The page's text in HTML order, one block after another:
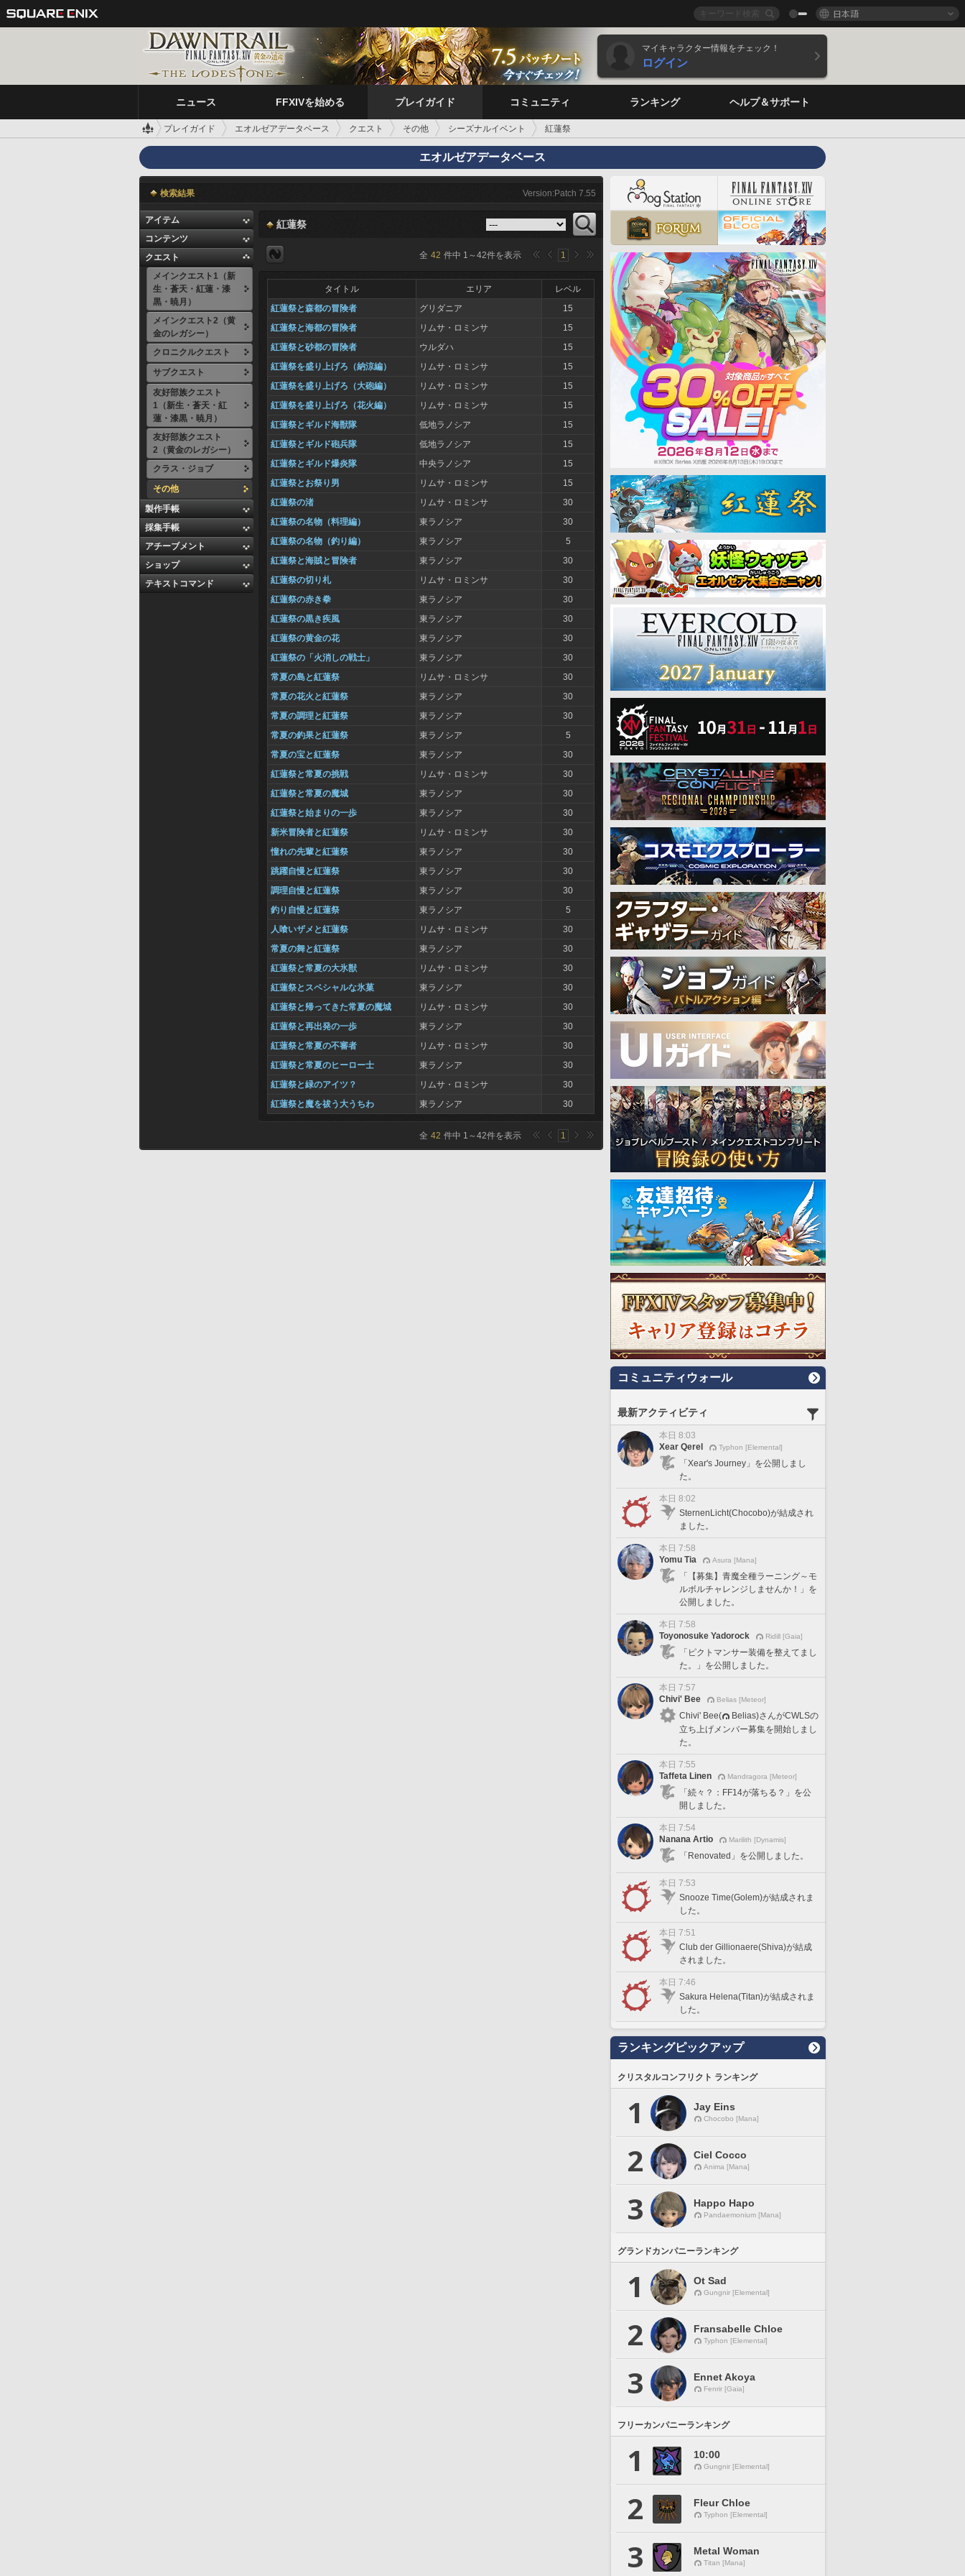
日本語
マイキャラクター情報をチェック！
ログイン
ニュース FFXIVを始める プレイガイド コミュニティ ランキング ヘルプ＆サポート
プレイガイド エオルゼアデータベース クエスト その他 シーズナルイベント 紅蓮祭
エオルゼアデータベース
検索結果 Version:Patch 7.55
アイテム
コンテンツ
クエスト
メインクエスト1（新
生・蒼天・紅蓮・漆
黒・暁月）
メインクエスト2（黄
金のレガシー）
クロニクルクエスト
サブクエスト
友好部族クエスト
1（新生・蒼天・紅
蓮・漆黒・暁月）
友好部族クエスト
2（黄金のレガシー）
クラス・ジョブ
その他
製作手帳
採集手帳
アチーブメント
ショップ
テキストコマンド
紅蓮祭
全 42 件中 1 ～42件を表示 1
タイトル エリア
レベル
紅蓮祭と森都の冒険者
グリダニア
15
紅蓮祭と海都の冒険者
リムサ・ロミンサ
15
紅蓮祭と砂都の冒険者
ウルダハ
15
紅蓮祭を盛り上げろ（納涼編）
リムサ・ロミンサ
15
紅蓮祭を盛り上げろ（大砲編）
リムサ・ロミンサ
15
紅蓮祭を盛り上げろ（花火編）
リムサ・ロミンサ
15
紅蓮祭とギルド海獣隊
低地ラノシア
15
紅蓮祭とギルド砲兵隊
低地ラノシア
15
紅蓮祭とギルド爆炎隊
中央ラノシア
15
紅蓮祭とお祭り男
リムサ・ロミンサ
15
紅蓮祭の渚
リムサ・ロミンサ
30
紅蓮祭の名物（料理編）
東ラノシア
30
紅蓮祭の名物（釣り編）
東ラノシア
5
紅蓮祭と海賊と冒険者
東ラノシア
30
紅蓮祭の切り札
リムサ・ロミンサ
30
紅蓮祭の赤き拳
東ラノシア
30
紅蓮祭の黒き疾風
東ラノシア
30
紅蓮祭の黄金の花
東ラノシア
30
紅蓮祭の「火消しの戦士」
東ラノシア
30
常夏の島と紅蓮祭
リムサ・ロミンサ
30
常夏の花火と紅蓮祭
東ラノシア
30
常夏の調理と紅蓮祭
東ラノシア
30
常夏の釣果と紅蓮祭
東ラノシア
5
常夏の宝と紅蓮祭
東ラノシア
30
紅蓮祭と常夏の挑戦
リムサ・ロミンサ
30
紅蓮祭と常夏の魔城
東ラノシア
30
紅蓮祭と始まりの一歩
東ラノシア
30
新米冒険者と紅蓮祭
リムサ・ロミンサ
30
憧れの先輩と紅蓮祭
東ラノシア
30
跳躍自慢と紅蓮祭
東ラノシア
30
調理自慢と紅蓮祭
東ラノシア
30
釣り自慢と紅蓮祭
東ラノシア
5
人喰いザメと紅蓮祭
リムサ・ロミンサ
30
常夏の舞と紅蓮祭
東ラノシア
30
紅蓮祭と常夏の大氷獣
リムサ・ロミンサ
30
紅蓮祭とスペシャルな氷菓
東ラノシア
30
紅蓮祭と帰ってきた常夏の魔城
リムサ・ロミンサ
30
紅蓮祭と再出発の一歩
東ラノシア
30
紅蓮祭と常夏の不審者
リムサ・ロミンサ
30
紅蓮祭と常夏のヒーロー士
東ラノシア
30
紅蓮祭と緑のアイツ？
リムサ・ロミンサ
30
紅蓮祭と魔を祓う大うちわ
東ラノシア 30
全 42 件中 1 ～42件を表示 1
コミュニティウォール
最新アクティビティ
本日 8:03
Xear Qerel
Typhon [Elemental]
「Xear's Journey」を公開しまし
た。
本日 8:02
SternenLicht(Chocobo)が結成され
ました。
本日 7:58
Yomu Tia
Asura [Mana]
「【募集】青魔全種ラーニング～モ
ルボルチャレンジしませんか！」を
公開しました。
本日 7:58
Toyonosuke Yadorock
Ridill [Gaia]
「ピクトマンサー装備を整えてまし
た。」を公開しました。
本日 7:57
Chivi' Bee
Belias [Meteor]
Chivi' Bee(
Belias)さんがCWLSの
立ち上げメンバー募集を開始しまし
た。
本日 7:55
Taffeta Linen
Mandragora [Meteor]
「続々？：FF14が落ちる？」を公
開しました。
本日 7:54
Nanana Artio
Marilith [Dynamis]
「Renovated」を公開しました。
本日 7:53
Snooze Time(Golem)が結成されま
した。
本日 7:51
Club der Gillionaere(Shiva)が結成
されました。
本日 7:46
Sakura Helena(Titan)が結成されま
した。
ランキングピックアップ
クリスタルコンフリクト ランキング
1 Jay Eins
Chocobo [Mana]
2 Ciel Cocco
Anima [Mana]
3 Happo Hapo
Pandaemonium [Mana]
グランドカンパニーランキング
1 Ot Sad
Gungnir [Elemental]
2 Fransabelle Chloe
Typhon [Elemental]
3 Ennet Akoya
Fenrir [Gaia]
フリーカンパニーランキング
1 10:00
Gungnir [Elemental]
2 Fleur Chloe
Typhon [Elemental]
3 Metal Woman
Titan [Mana]